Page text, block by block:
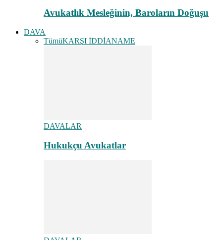
Avukatlık Mesleğinin, Baroların Doğuşu
DAVA
TümüKARŞI İDDİANAME
DAVALAR
Hukukçu Avukatlar